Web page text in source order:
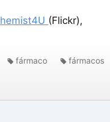
(Flickr),
fármaco fármacos